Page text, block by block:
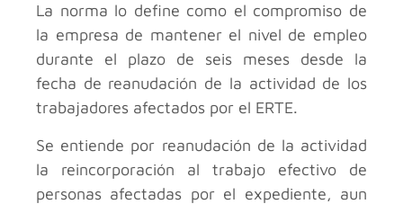
La norma lo define como el compromiso de
la empresa de mantener el nivel de empleo
durante el plazo de seis meses desde la
fecha de reanudación de la actividad de los
trabajadores afectados por el ERTE.
Se entiende por reanudación de la actividad
la reincorporación al trabajo efectivo de
personas afectadas por el expediente, aun